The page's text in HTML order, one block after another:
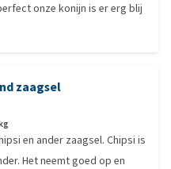
onze konijn is er erg blij
zaagsel
en ander zaagsel. Chipsi is
Het neemt goed op en